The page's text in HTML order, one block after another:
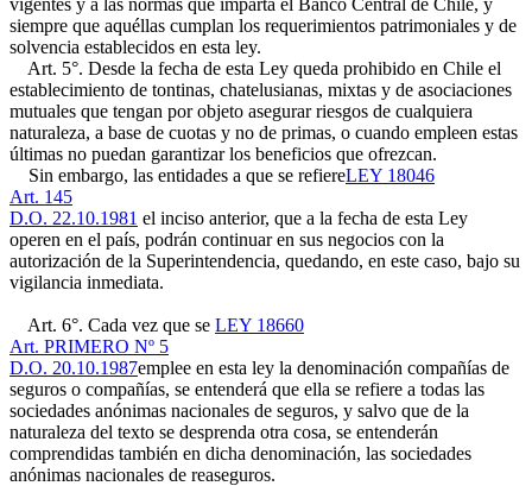
vigentes y a las normas que imparta el Banco Central de Chile, y
siempre que aquéllas cumplan los requerimientos patrimoniales y de
solvencia establecidos en esta ley.
Art. 5°. Desde la fecha de esta Ley queda prohibido en Chile el
establecimiento de tontinas, chatelusianas, mixtas y de asociaciones
mutuales que tengan por objeto asegurar riesgos de cualquiera
naturaleza, a base de cuotas y no de primas, o cuando empleen estas
últimas no puedan garantizar los beneficios que ofrezcan.
Sin embargo, las entidades a que se refiereLEY 18046
Art. 145
D.O. 22.10.1981 el inciso anterior, que a la fecha de esta Ley
operen en el país, podrán continuar en sus negocios con la
autorización de la Superintendencia, quedando, en este caso, bajo su
vigilancia inmediata.
Art. 6°. Cada vez que se LEY 18660
Art. PRIMERO Nº 5
D.O. 20.10.1987emplee en esta ley la denominación compañías de
seguros o compañías, se entenderá que ella se refiere a todas las
sociedades anónimas nacionales de seguros, y salvo que de la
naturaleza del texto se desprenda otra cosa, se entenderán
comprendidas también en dicha denominación, las sociedades
anónimas nacionales de reaseguros.